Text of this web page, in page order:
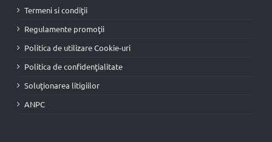
Termeni si condiţii
Regulamente promoţii
Politica de utilizare Cookie-uri
Politica de confidenţialitate
Soluţionarea litigiilor
ANPC